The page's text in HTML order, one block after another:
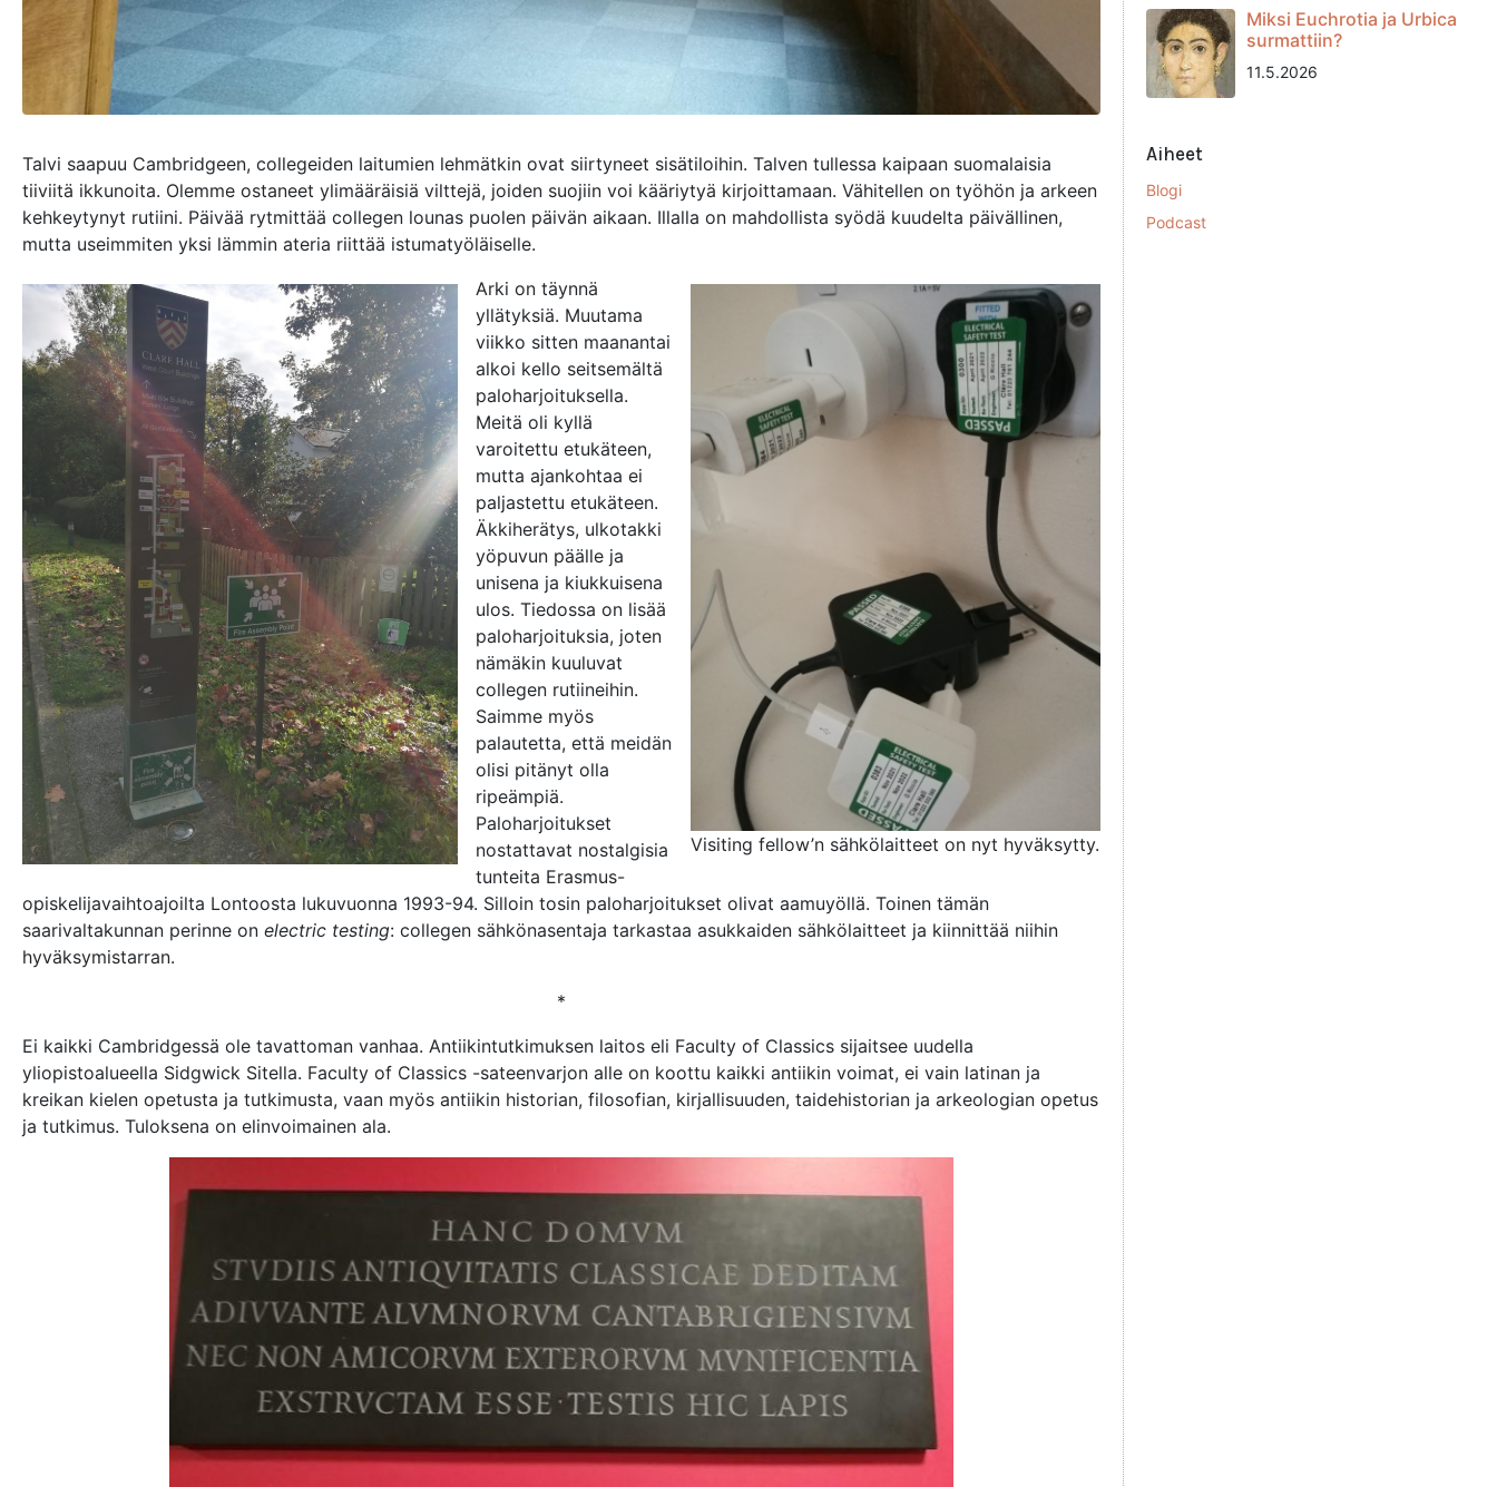
Talvi saapuu Cambridgeen, collegeiden laitumien lehmätkin ovat siirtyneet sisätiloihin. Talven tullessa kaipaan suomalaisia
tiiviitä ikkunoita. Olemme ostaneet ylimääräisiä vilttejä, joiden suojiin voi kääriytyä kirjoittamaan. Vähitellen on työhön ja arkeen
kehkeytynyt rutiini. Päivää rytmittää collegen lounas puolen päivän aikaan. Illalla on mahdollista syödä kuudelta päivällinen,
mutta useimmiten yksi lämmin ateria riittää istumatyöläiselle.
Visiting fellow’n sähkölaitteet on nyt hyväksytty.
Arki on täynnä
yllätyksiä. Muutama
viikko sitten maanantai
alkoi kello seitsemältä
paloharjoituksella.
Meitä oli kyllä
varoitettu etukäteen,
mutta ajankohtaa ei
paljastettu etukäteen.
Äkkiherätys, ulkotakki
yöpuvun päälle ja
unisena ja kiukkuisena
ulos. Tiedossa on lisää
paloharjoituksia, joten
nämäkin kuuluvat
collegen rutiineihin.
Saimme myös
palautetta, että meidän
olisi pitänyt olla
ripeämpiä.
Paloharjoitukset
nostattavat nostalgisia
tunteita Erasmus-
opiskelijavaihtoajoilta Lontoosta lukuvuonna 1993-94. Silloin tosin paloharjoitukset olivat aamuyöllä. Toinen tämän
saarivaltakunnan perinne on electric testing: collegen sähkönasentaja tarkastaa asukkaiden sähkölaitteet ja kiinnittää niihin
hyväksymistarran.
*
Ei kaikki Cambridgessä ole tavattoman vanhaa. Antiikintutkimuksen laitos eli Faculty of Classics sijaitsee uudella
yliopistoalueella Sidgwick Sitella. Faculty of Classics -sateenvarjon alle on koottu kaikki antiikin voimat, ei vain latinan ja
kreikan kielen opetusta ja tutkimusta, vaan myös antiikin historian, filosofian, kirjallisuuden, taidehistorian ja arkeologian opetus
ja tutkimus. Tuloksena on elinvoimainen ala.
Miksi Euchrotia ja Urbica
surmattiin?
11.5.2026
Aiheet
Blogi
Podcast